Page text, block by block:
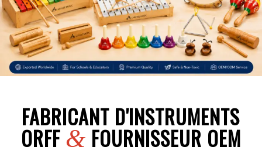
FABRICANT D'INSTRUMENTS
ORFF & FOURNISSEUR OEM